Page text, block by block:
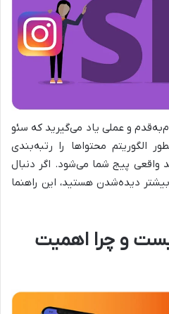
و عملی یاد می‌گیرید که سئو
الگوریتم محتواها را رتبه‌بندی
واقعی پیج شما می‌شود. اگر دنبال
دیده‌شدن هستید، این راهنما
و چرا اهمیت